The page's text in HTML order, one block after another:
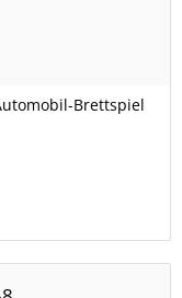
Brettspiel